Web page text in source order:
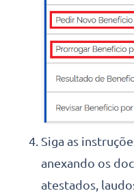
Siga as
anexando os
atestados,